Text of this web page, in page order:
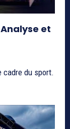
et
cadre du sport.